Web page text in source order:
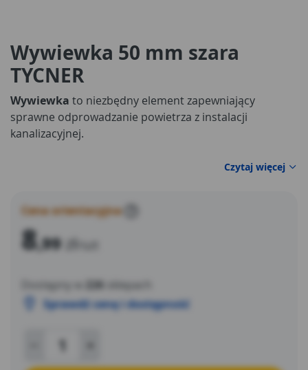
Wywiewka 50 mm szara
TYCNER
Wywiewka to niezbędny element zapewniający
sprawne odprowadzanie powietrza z instalacji
kanalizacyjnej.
Czytaj więcej
Cena orientacyjna
8,99 zł
Dostępny w 226
sklepach
Sprawdź cenę i dostępność